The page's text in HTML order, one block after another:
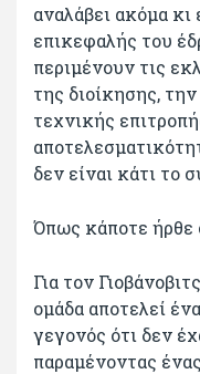
αναλάβει ακόμα κι
επικεφαλής του
περιμένουν τις
της διοίκησης,
τεχνικής
δεν είναι κάτι το
Όπως κάποτε ήρθε
Για τον
ομάδα αποτελεί
γεγονός ότι δεν
παραμένοντας